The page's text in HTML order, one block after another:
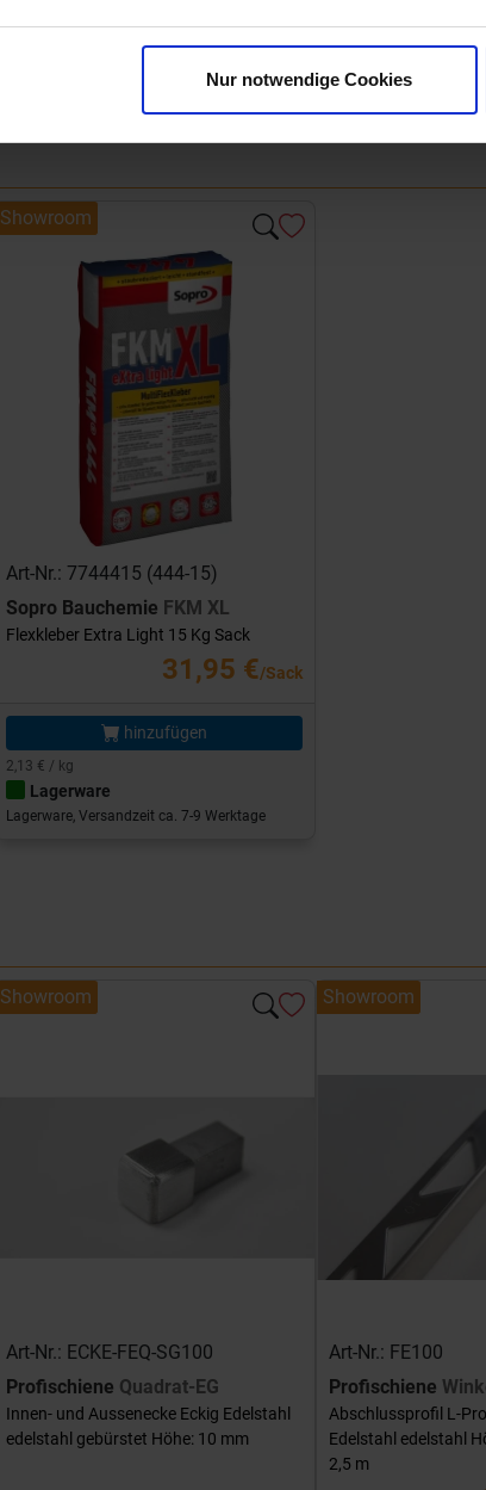
Nur notwendige Cookies
Showroom
Art-Nr.: 7744415 (444-15)
Sopro Bauchemie FKM XL
Flexkleber Extra Light 15 Kg Sack
31,95 €/Sack
hinzufügen
2,13 € / kg
Lagerware
Lagerware, Versandzeit ca. 7-9 Werktage
Showroom
Art-Nr.: ECKE-FEQ-SG100
Profischiene Quadrat-EG
Innen- und Aussenecke Eckig Edelstahl
edelstahl gebürstet Höhe: 10 mm
Showroom
Art-Nr.: FE100
Profischiene
Abschlussprofil L-
Edelstahl edelstahl
2,5 m